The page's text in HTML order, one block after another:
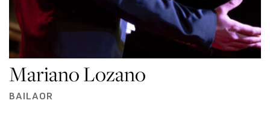
Mariano Lozano
BAILAOR